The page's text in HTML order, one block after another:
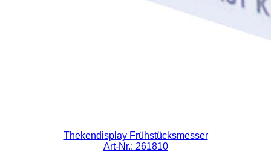
Thekendisplay Frühstücksmesser
Art-Nr.: 261810